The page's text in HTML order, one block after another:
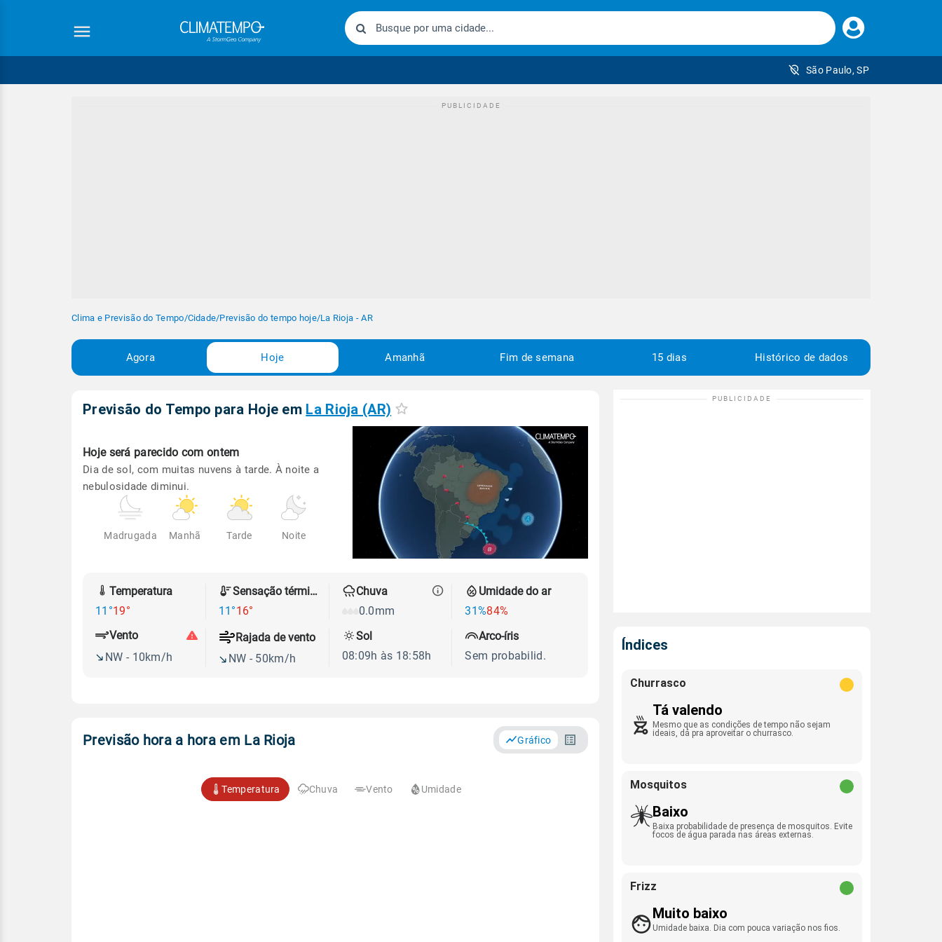
Faça
seu
São Paulo, SP
Clima e Previsão do Tempo/Cidade/Previsão do tempo hoje/La Rioja - AR
Agora Hoje Amanhã Fim de semana 15 dias Histórico de dados
Previsão do Tempo para Hoje em La Rioja (AR)
Hoje será parecido com ontem
Dia de sol, com muitas nuvens à tarde. À noite a
nebulosidade diminui.
Madrugada Manhã Tarde Noite
Temperatura
11°19°
Sensação térmica
11°16°
Chuva
0.0mm
Umidade do ar
31%84%
Vento
NW - 10km/h
Rajada de vento
NW - 50km/h
Sol
08:09h às 18:58h
Arco-íris
Sem probabilid.
Previsão hora a hora em La Rioja Gráfico
Temperatura Chuva Vento Umidade
Índices
Churrasco
Tá valendo
Mesmo que as condições de tempo não sejam
ideais, dá pra aproveitar o churrasco.
Mosquitos
Baixo
Baixa probabilidade de presença de mosquitos. Evite
focos de água parada nas áreas externas.
Frizz
Muito baixo
Umidade baixa. Dia com pouca variação nos fios.